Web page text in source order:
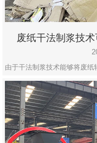
废纸干法制浆技
由于干法制浆技术能够将废纸